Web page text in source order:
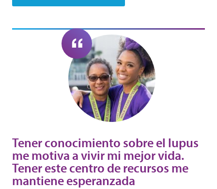
Tener conocimiento sobre el lupus
me motiva a vivir mi mejor vida.
Tener este centro de recursos me
mantiene esperanzada